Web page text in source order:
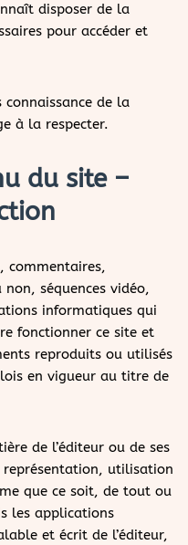
disposer de la
pour accéder et
de la
à la respecter.
du site –
commentaires,
séquences vidéo,
informatiques qui
fonctionner ce site et
reproduits ou utilisés
en vigueur au titre de
de l’éditeur ou de ses
utilisation
que ce soit, de tout ou
les applications
et écrit de l’éditeur,